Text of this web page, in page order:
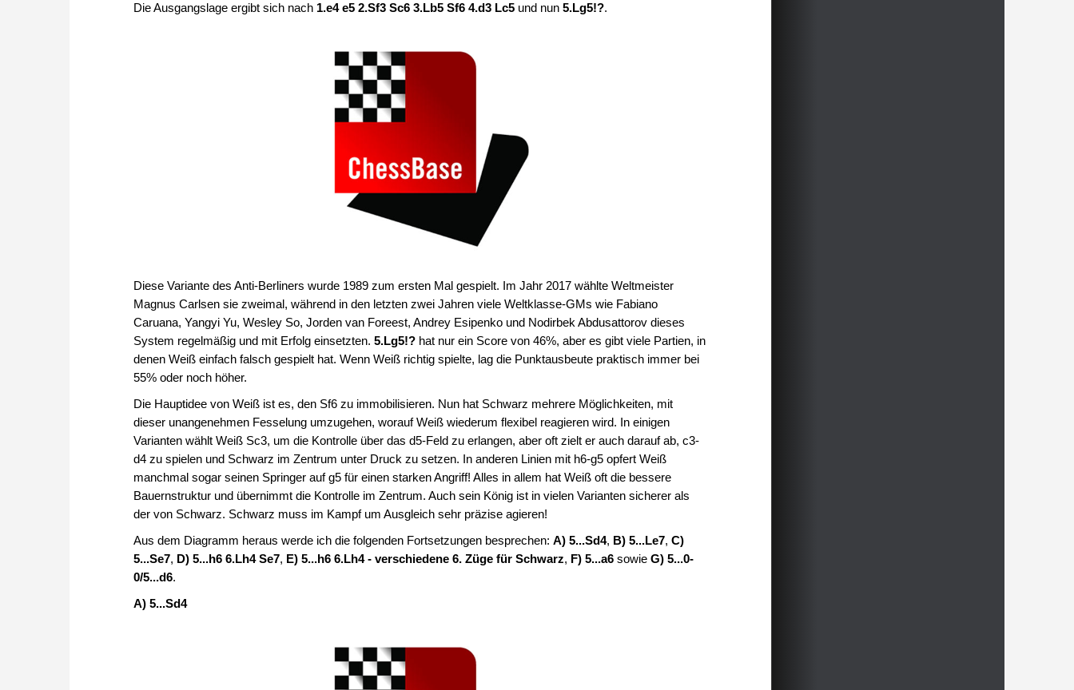
Die Ausgangslage ergibt sich nach 1.e4 e5 2.Sf3 Sc6 3.Lb5 Sf6 4.d3 Lc5 und nun 5.Lg5!?.
Diese Variante des Anti-Berliners wurde 1989 zum ersten Mal gespielt. Im Jahr 2017 wählte Weltmeister
Magnus Carlsen sie zweimal, während in den letzten zwei Jahren viele Weltklasse-GMs wie Fabiano
Caruana, Yangyi Yu, Wesley So, Jorden van Foreest, Andrey Esipenko und Nodirbek Abdusattorov dieses
System regelmäßig und mit Erfolg einsetzten. 5.Lg5!? hat nur ein Score von 46%, aber es gibt viele Partien, in
denen Weiß einfach falsch gespielt hat. Wenn Weiß richtig spielte, lag die Punktausbeute praktisch immer bei
55% oder noch höher.
Die Hauptidee von Weiß ist es, den Sf6 zu immobilisieren. Nun hat Schwarz mehrere Möglichkeiten, mit
dieser unangenehmen Fesselung umzugehen, worauf Weiß wiederum flexibel reagieren wird. In einigen
Varianten wählt Weiß Sc3, um die Kontrolle über das d5-Feld zu erlangen, aber oft zielt er auch darauf ab, c3-
d4 zu spielen und Schwarz im Zentrum unter Druck zu setzen. In anderen Linien mit h6-g5 opfert Weiß
manchmal sogar seinen Springer auf g5 für einen starken Angriff! Alles in allem hat Weiß oft die bessere
Bauernstruktur und übernimmt die Kontrolle im Zentrum. Auch sein König ist in vielen Varianten sicherer als
der von Schwarz. Schwarz muss im Kampf um Ausgleich sehr präzise agieren!
Aus dem Diagramm heraus werde ich die folgenden Fortsetzungen besprechen: A) 5...Sd4, B) 5...Le7, C)
5...Se7, D) 5...h6 6.Lh4 Se7, E) 5...h6 6.Lh4 - verschiedene 6. Züge für Schwarz, F) 5...a6 sowie G) 5...0-
0/5...d6.
A) 5...Sd4